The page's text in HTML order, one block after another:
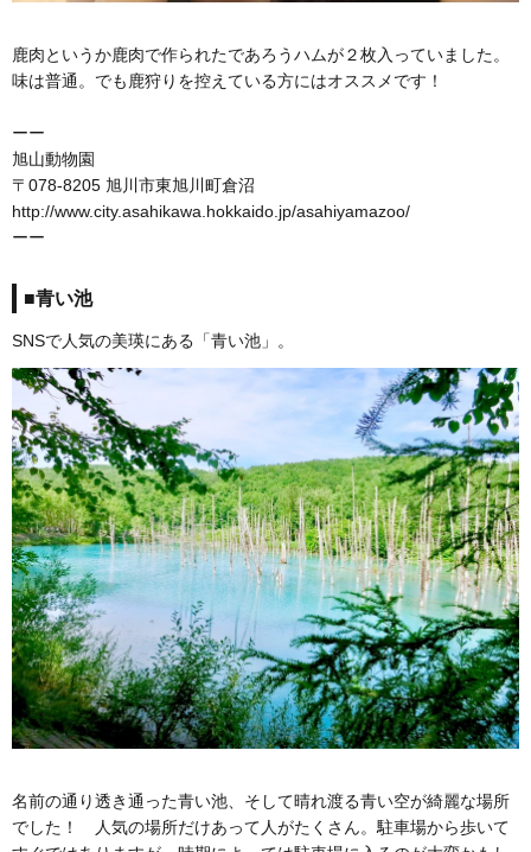
鹿肉というか鹿肉で作られたであろうハムが２枚入っていました。
味は普通。でも鹿狩りを控えている方にはオススメです！
ーー
旭山動物園
〒078-8205 旭川市東旭川町倉沼
http://www.city.asahikawa.hokkaido.jp/asahiyamazoo/
ーー
■青い池
SNSで人気の美瑛にある「青い池」。
名前の通り透き通った青い池、そして晴れ渡る青い空が綺麗な場所
でした！ 人気の場所だけあって人がたくさん。駐車場から歩いて